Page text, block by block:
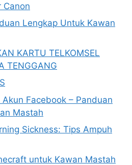
Canon
Lengkap Untuk Kawan
KARTU TELKOMSEL
TENGGANG
Facebook – Panduan
Mastah
Sickness: Tips Ampuh
untuk Kawan Mastah